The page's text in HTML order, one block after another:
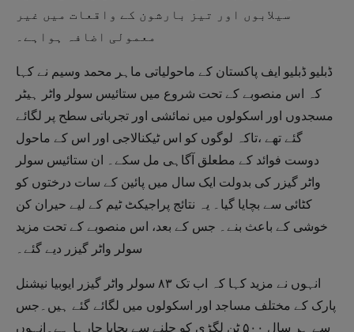
سیلابوں اور تیز بارشون کے واقعات میں غیر
ڈبلیو ڈبلیو ایف پاکستان کے ماحولیاتی ماہر محمد وسیم نے کہا
کہ اس منصوبے کے تحت شروع میں ستائیس سولر واٹر ہیٹر
مسجدوں اور اسکولوں میں نمائشی اور تجرباتی سطح پر لگائے
گئے تھے ،تاکہ لوگوں کو اس ٹیکنالاجی اور اس کے ماحول
دوست فوائد کے مطعلق آگاہی مل سکے۔ ان ستائیس سولر
واٹر گیزر کی بدولت ایک سال میں پائین کے سات درختوں کو
کٹائی سے بچایا گیا۔ یہ نتائج پراجیکٹ ٹیم کے لیے حیران کن
خوشی کے باعث بنے۔ جس کے بعد، اس منصوبے کے تحت مزید
انہوں نے مزید کہا کہ اب تک ۸۳ سولر واٹر گیزر ایوبیا نیشنل
پارک کے مختلف مساجد اور اسکولوں میں لگائے گئے ہیں۔جس
سے ہر سال ۵۰۰ ٹن لگڑی کو جلنے سے بچایا جارہا ہے۔انہوں